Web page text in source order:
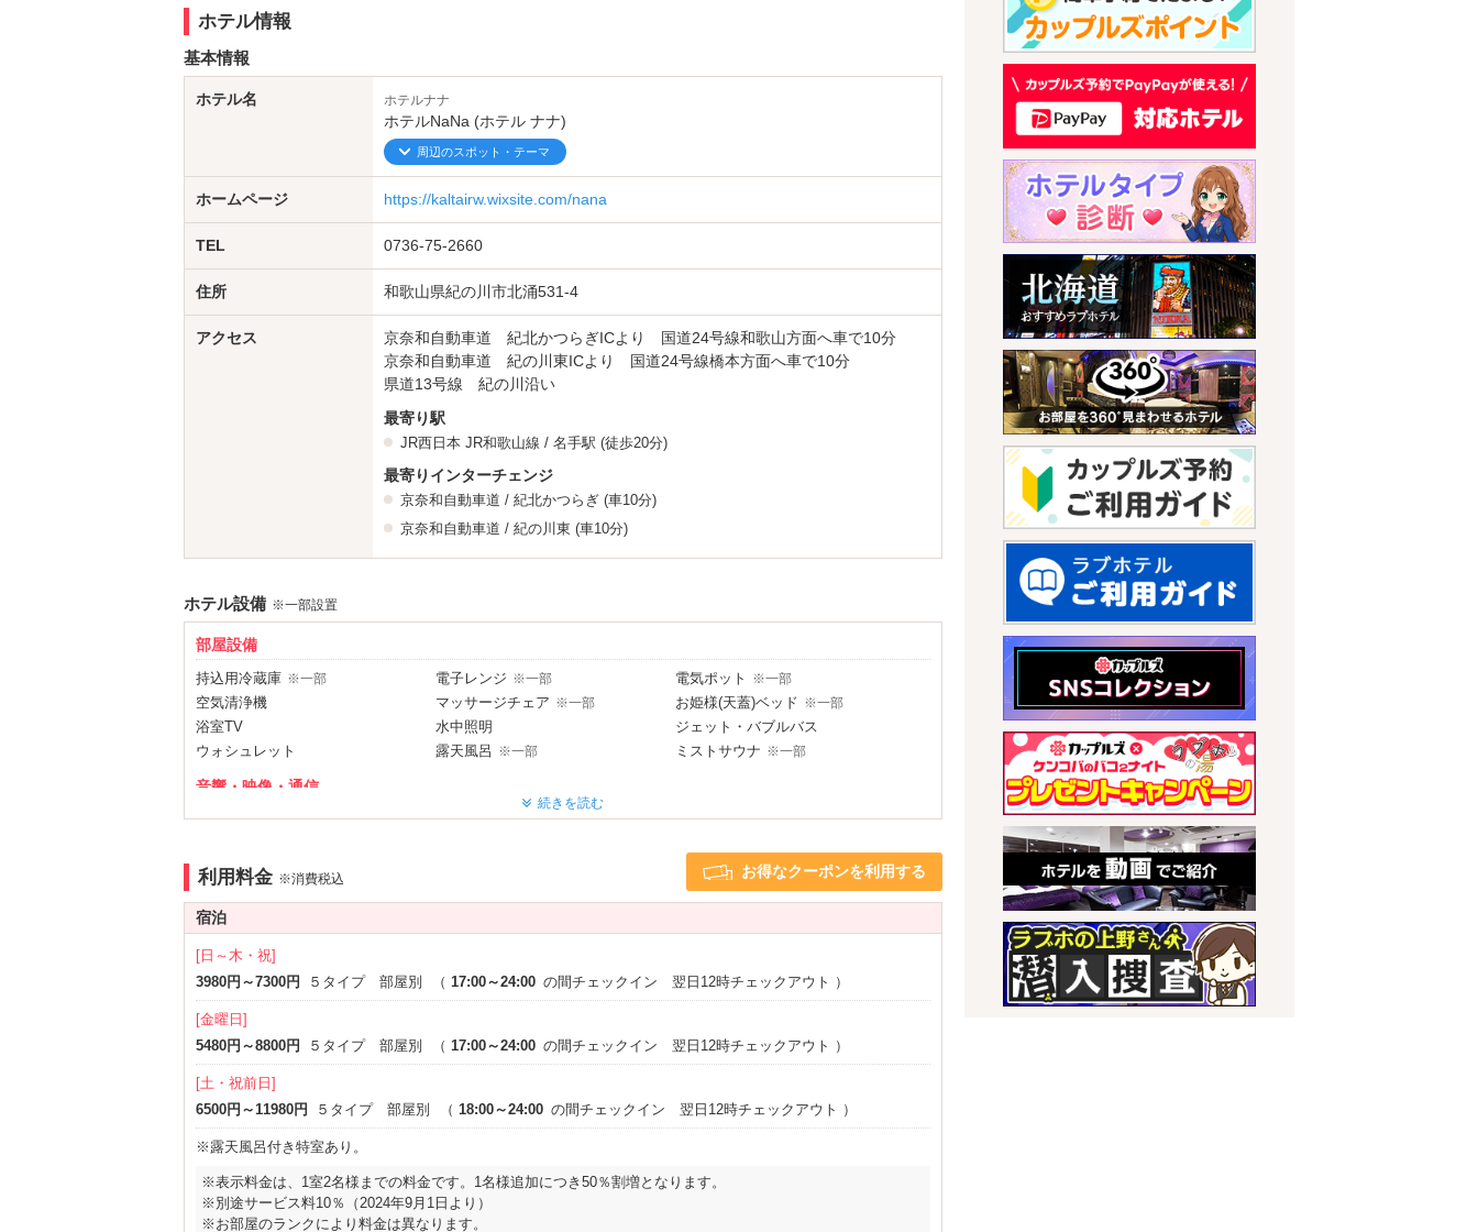
ジェットバス全室完備
浴室TV全室完備
露天風呂にスチームサウナ、マッサージチェア設備のお部屋もございます。
お気軽にお問い合わせください。
ホテル情報
基本情報
ホテル名 ホテルナナ
ホテルNaNa (ホテル ナナ)
周辺のスポット・テーマ
ホームページ https://kaltairw.wixsite.com/nana
TEL 0736-75-2660
住所 和歌山県紀の川市北涌531-4
アクセス
京奈和自動車道 紀北かつらぎICより 国道24号線和歌山方面へ車で10分
京奈和自動車道 紀の川東ICより 国道24号線橋本方面へ車で10分
県道13号線 紀の川沿い
最寄り駅
JR西日本 JR和歌山線 / 名手駅 (徒歩20分)
最寄りインターチェンジ
京奈和自動車道 / 紀北かつらぎ (車10分)
京奈和自動車道 / 紀の川東 (車10分)
ホテル設備 ※一部設置
部屋設備
持込用冷蔵庫 ※一部 電子レンジ ※一部 電気ポット ※一部
空気清浄機 マッサージチェア ※一部 お姫様(天蓋)ベッド ※一部
浴室TV 水中照明
ジェット・バブルバス
ウォシュレット
露天風呂 ※一部 ミストサウナ ※一部
音響・映像・通信
ホームシアター ※一部 カラオケ プロジェクター ※一部
Android充電器
DVDプレーヤー ※一部
アメニティ
セレクトシャンプー バスローブ ※一部
部屋タイプ
サービス
ルームサービス
続きを読む
利用料金 ※消費税込 お得なクーポンを利用する
宿泊
[日～木・祝]
3980円～7300円
５タイプ 部屋別 （ 17:00～24:00 の間チェックイン 翌日12時チェックアウト ）
[金曜日]
5480円～8800円
５タイプ 部屋別 （ 17:00～24:00 の間チェックイン 翌日12時チェックアウト ）
[土・祝前日]
6500円～11980円
５タイプ 部屋別 （ 18:00～24:00 の間チェックイン 翌日12時チェックアウト ）
※露天風呂付き特室あり。
※表示料金は、1室2名様までの料金です。1名様追加につき50％割増となります。
※別途サービス料10％（2024年9月1日より）
※お部屋のランクにより料金は異なります。